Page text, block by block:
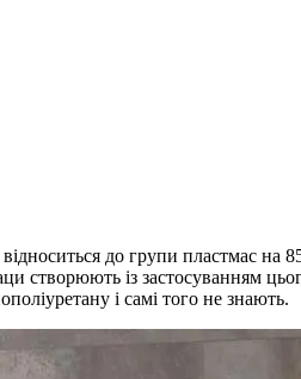
до групи пластмас
створюють із застосуванням
і самі того не знають.